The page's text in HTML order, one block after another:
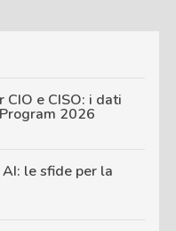
CIO e CISO: i dati
2026
le sfide per la